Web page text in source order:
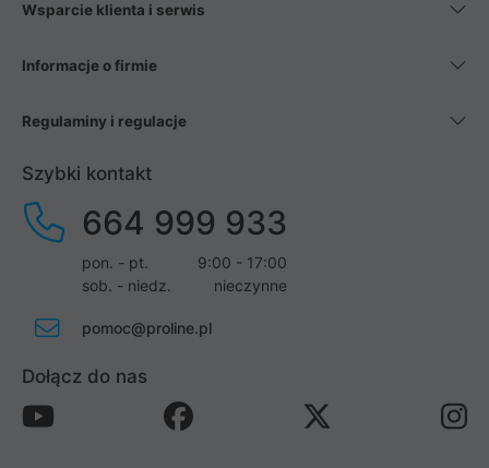
Wsparcie klienta i serwis
Informacje o firmie
Regulaminy i regulacje
Szybki kontakt
664 999 933
pon. - pt.
9:00 - 17:00
sob. - niedz.
nieczynne
pomoc@proline.pl
Dołącz do nas